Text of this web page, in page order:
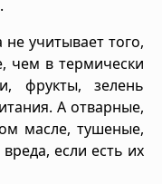
учитывает того,
чем в термически
фрукты, зелень
А отварные,
масле, тушеные,
если есть их